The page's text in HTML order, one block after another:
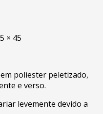
× 45
poliester peletizado,
e verso.
levemente devido a